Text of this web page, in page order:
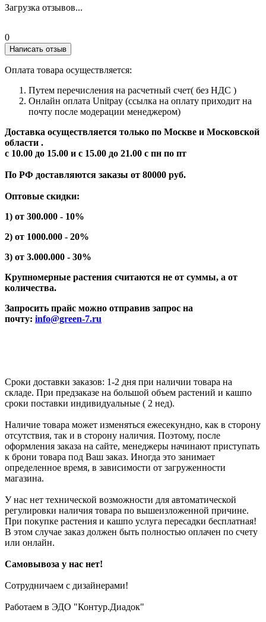
Загрузка отзывов...
0
Написать отзыв
Оплата товара осуществляется:
Путем перечисления на расчетный счет( без НДС )
Онлайн оплата Unitpay (ссылка на оплату приходит на
почту после модерации менеджером)
Доставка осуществляется только по Москве и Московской
области .
с 10.00 до 15.00 и с 15.00 до 21.00 с пн по пт
По РФ доставляются заказы от 80000 руб.
Оптовые скидки:
1) от 300.000 - 10%
2) от 1000.000 - 20%
3) от 3.000.000 - 30%
Крупномерные растения считаются не от суммы, а от
количества.
Запросить прайс можно отправив запрос на
почту: info@green-7.ru
Сроки доставки заказов: 1-2 дня при наличии товара на
складе. При предзаказе на большой объем растений и кашпо
сроки поставки индивидуальные ( 2 нед).
Наличие товара может изменяться ежесекундно, как в сторону
отсутствия, так и в сторону наличия. Поэтому, после
оформления заказа на сайте, менеджеры начинают приступать
к брони товара под Ваш заказ. Иногда это занимает
определенное время, в зависимости от загруженности
магазина.
У нас нет технической возможности для автоматической
регулировки наличия товара по вышеизложенной причине.
При покупке растения и кашпо услуга пересадки бесплатная!
В этом случае заказ должен быть полностью оплачен по счету
или онлайн.
Самовывоза у нас нет!
Сотрудничаем с дизайнерами!
Работаем в ЭДО "Контур.Диадок"